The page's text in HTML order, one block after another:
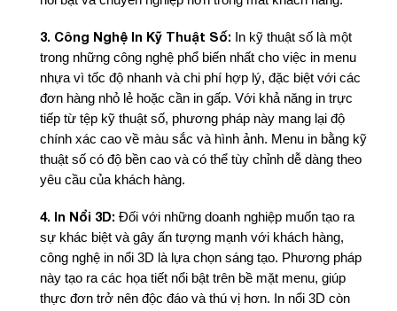
3. Công Nghệ In Kỹ Thuật Số: In kỹ thuật số là một
trong những công nghệ phổ biến nhất cho việc in menu
nhựa vì tốc độ nhanh và chi phí hợp lý, đặc biệt với các
đơn hàng nhỏ lẻ hoặc cần in gấp. Với khả năng in trực
tiếp từ tệp kỹ thuật số, phương pháp này mang lại độ
chính xác cao về màu sắc và hình ảnh. Menu in bằng kỹ
thuật số có độ bền cao và có thể tùy chỉnh dễ dàng theo
yêu cầu của khách hàng.
4. In Nổi 3D: Đối với những doanh nghiệp muốn tạo ra
sự khác biệt và gây ấn tượng mạnh với khách hàng,
công nghệ in nổi 3D là lựa chọn sáng tạo. Phương pháp
này tạo ra các họa tiết nổi bật trên bề mặt menu, giúp
thực đơn trở nên độc đáo và thú vị hơn. In nổi 3D còn